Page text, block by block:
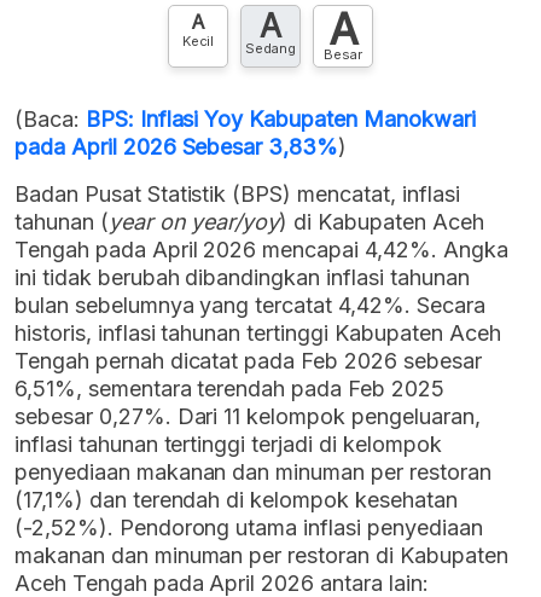
Hubungi sekarang »
A
Kecil A
Sedang A
Besar
(Baca: BPS: Inflasi Yoy Kabupaten Manokwari
pada April 2026 Sebesar 3,83%)
Badan Pusat Statistik (BPS) mencatat, inflasi
tahunan (year on year/yoy) di Kabupaten Aceh
Tengah pada April 2026 mencapai 4,42%. Angka
ini tidak berubah dibandingkan inflasi tahunan
bulan sebelumnya yang tercatat 4,42%. Secara
historis, inflasi tahunan tertinggi Kabupaten Aceh
Tengah pernah dicatat pada Feb 2026 sebesar
6,51%, sementara terendah pada Feb 2025
sebesar 0,27%. Dari 11 kelompok pengeluaran,
inflasi tahunan tertinggi terjadi di kelompok
penyediaan makanan dan minuman per restoran
(17,1%) dan terendah di kelompok kesehatan
(-2,52%). Pendorong utama inflasi penyediaan
makanan dan minuman per restoran di Kabupaten
Aceh Tengah pada April 2026 antara lain: